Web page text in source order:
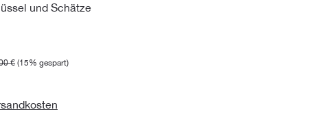
und Schätze
€ (15% gespart)